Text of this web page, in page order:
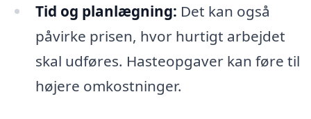
Tid og planlægning: Det kan også
påvirke prisen, hvor hurtigt arbejdet
skal udføres. Hasteopgaver kan føre til
højere omkostninger.